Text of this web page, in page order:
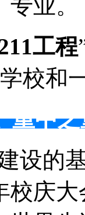
业。
工程
校和
重中
设的
校庆